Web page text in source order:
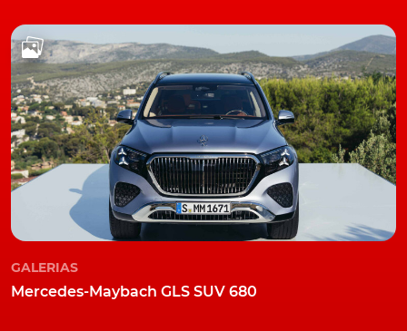
GALERIAS
Mercedes-Maybach GLS SUV 680